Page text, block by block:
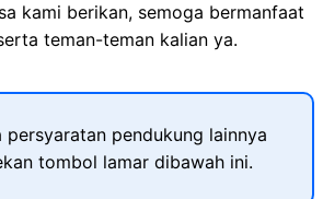
kami berikan, semoga bermanfaat
teman-teman kalian ya.
pendukung lainnya
tombol lamar dibawah ini.